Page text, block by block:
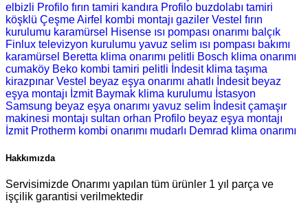
elbizli Profilo fırın tamiri kandıra Profilo buzdolabı tamiri
köşklü Çeşme Airfel kombi montajı gaziler Vestel fırın
kurulumu karamürsel Hisense ısı pompası onarımı balçık
Finlux televizyon kurulumu yavuz selim ısı pompası bakımı
karamürsel Beretta klima onarımı pelitli Bosch klima onarımı
cumaköy Beko kombi tamiri pelitli İndesit klima taşıma
kirazpınar Vestel beyaz eşya onarımı ahatlı İndesit beyaz
eşya montajı İzmit Baymak klima kurulumu İstasyon
Samsung beyaz eşya onarımı yavuz selim İndesit çamaşır
makinesi montajı sultan orhan Profilo beyaz eşya montajı
İzmit Protherm kombi onarımı mudarlı Demrad klima onarımı
Hakkımızda
Servisimizde Onarımı yapılan tüm ürünler 1 yıl parça ve
işçilik garantisi verilmektedir